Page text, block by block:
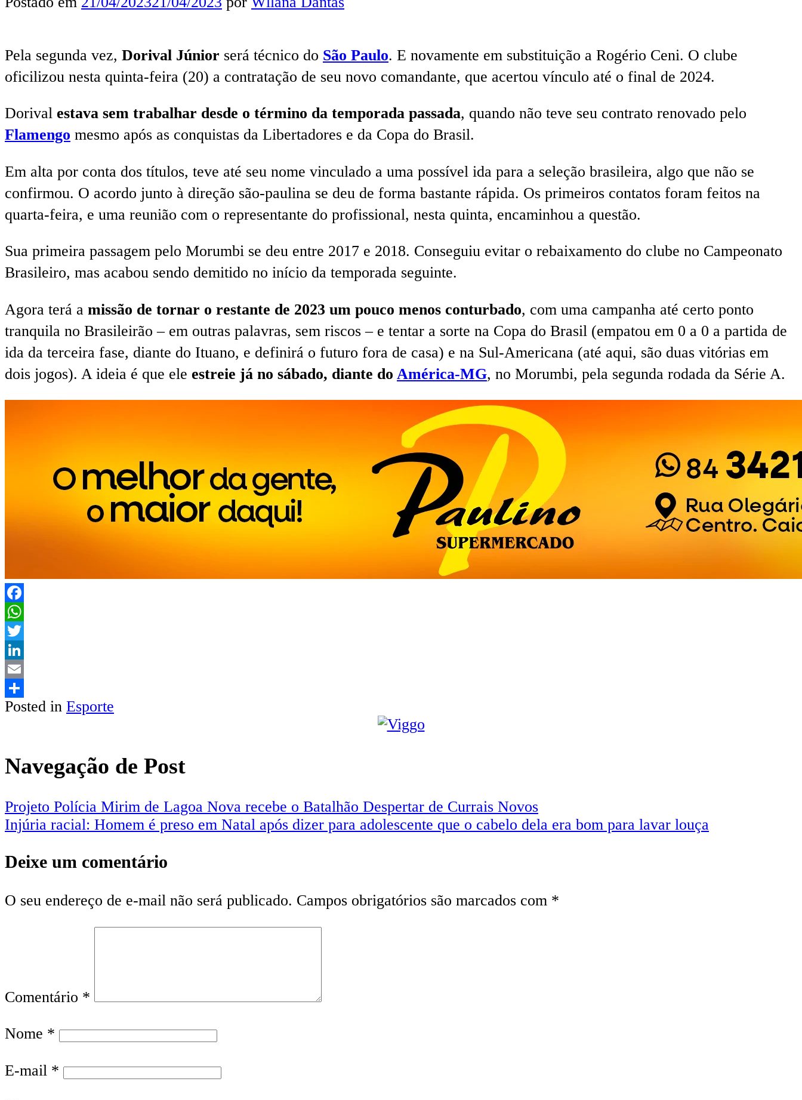
Pela segunda vez, Dorival Júnior será técnico do São Paulo. E novamente em substituição a Rogério Ceni. O clube
oficilizou nesta quinta-feira (20) a contratação de seu novo comandante, que acertou vínculo até o final de 2024.
Dorival estava sem trabalhar desde o término da temporada passada, quando não teve seu contrato renovado pelo
Flamengo mesmo após as conquistas da Libertadores e da Copa do Brasil.
Em alta por conta dos títulos, teve até seu nome vinculado a uma possível ida para a seleção brasileira, algo que não se
confirmou. O acordo junto à direção são-paulina se deu de forma bastante rápida. Os primeiros contatos foram feitos na
quarta-feira, e uma reunião com o representante do profissional, nesta quinta, encaminhou a questão.
Sua primeira passagem pelo Morumbi se deu entre 2017 e 2018. Conseguiu evitar o rebaixamento do clube no Campeonato
Brasileiro, mas acabou sendo demitido no início da temporada seguinte.
Agora terá a missão de tornar o restante de 2023 um pouco menos conturbado, com uma campanha até certo ponto
tranquila no Brasileirão – em outras palavras, sem riscos – e tentar a sorte na Copa do Brasil (empatou em 0 a 0 a partida de
ida da terceira fase, diante do Ituano, e definirá o futuro fora de casa) e na Sul-Americana (até aqui, são duas vitórias em
dois jogos). A ideia é que ele estreie já no sábado, diante do América-MG, no Morumbi, pela segunda rodada da Série A.
Facebook
WhatsApp
Twitter
LinkedIn
Email
Share
Posted in Esporte
Navegação de Post
Projeto Polícia Mirim de Lagoa Nova recebe o Batalhão Despertar de Currais Novos
Injúria racial: Homem é preso em Natal após dizer para adolescente que o cabelo dela era bom para lavar louça
Deixe um comentário
O seu endereço de e-mail não será publicado. Campos obrigatórios são marcados com *
Comentário *
Nome *
E-mail *